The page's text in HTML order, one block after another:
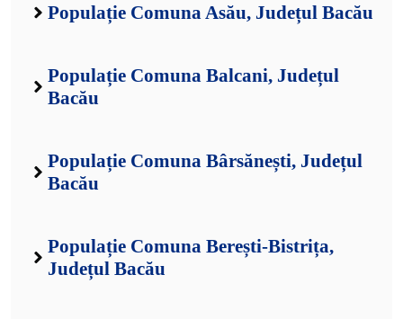
Populație Comuna Asău, Județul Bacău
Populație Comuna Balcani, Județul
Bacău
Populație Comuna Bârsănești, Județul
Bacău
Populație Comuna Berești-Bistrița,
Județul Bacău